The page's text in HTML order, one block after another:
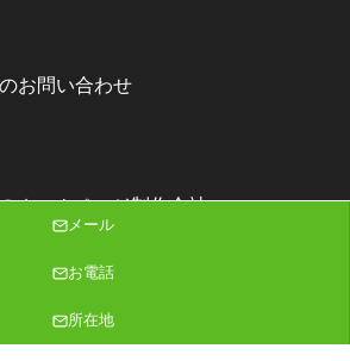
お問い合わせ
ホームページ制作会社
式会社ニゴロデザイン
株式会社ニゴロデザイン All Rights Reserved.
メール
お電話
所在地